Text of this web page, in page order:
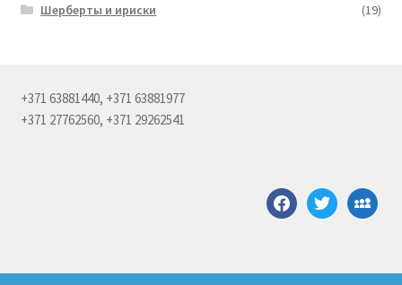
Шерберты и ириски
(19)
+371 63881440, +371 63881977
+371 27762560, +371 29262541
facebooktwittermyspace